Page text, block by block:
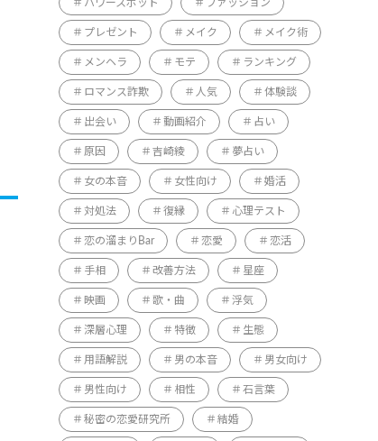
パワースポット ファッション
プレゼント メイク メイク術
メンヘラ モテ ランキング
ロマンス詐欺 人気 体験談
出会い 動画紹介 占い
原因 吉崎綾 夢占い
女の本音 女性向け 婚活
対処法 復縁 心理テスト
恋の溜まりBar 恋愛 恋活
手相 改善方法 星座
映画 歌・曲 浮気
深層心理 特徴 生態
用語解説 男の本音 男女向け
男性向け 相性 石言葉
秘密の恋愛研究所 結婚